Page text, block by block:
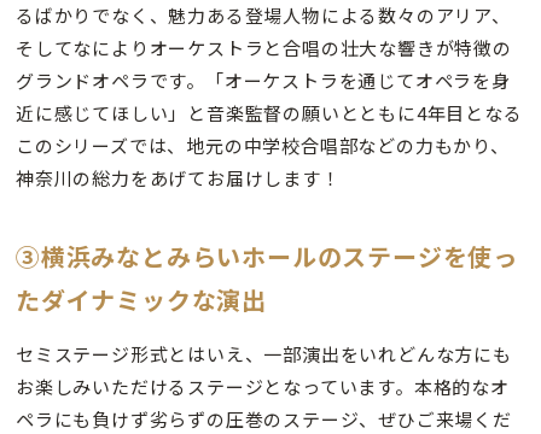
るばかりでなく、魅力ある登場人物による数々のアリア、
そしてなによりオーケストラと合唱の壮大な響きが特徴の
グランドオペラです。「オーケストラを通じてオペラを身
近に感じてほしい」と音楽監督の願いとともに4年目となる
このシリーズでは、地元の中学校合唱部などの力もかり、
神奈川の総力をあげてお届けします！
③横浜みなとみらいホールのステージを使っ
たダイナミックな演出
セミステージ形式とはいえ、一部演出をいれどんな方にも
お楽しみいただけるステージとなっています。本格的なオ
ペラにも負けず劣らずの圧巻のステージ、ぜひご来場くだ